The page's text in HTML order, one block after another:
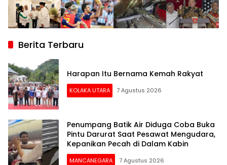
Berita Terbaru
Harapan Itu Bernama Kemah Rakyat
KOLAKA UTARA 7 Agustus 2026
Penumpang Batik Air Diduga Coba Buka
Pintu Darurat Saat Pesawat Mengudara,
Kepanikan Pecah di Dalam Kabin
MANCANEGARA 7 Agustus 2026